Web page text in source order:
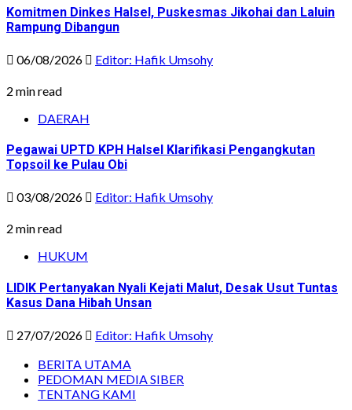
Komitmen Dinkes Halsel, Puskesmas Jikohai dan Laluin
Rampung Dibangun
06/08/2026 Editor: Hafik Umsohy
2 min read
DAERAH
Pegawai UPTD KPH Halsel Klarifikasi Pengangkutan
Topsoil ke Pulau Obi
03/08/2026 Editor: Hafik Umsohy
2 min read
HUKUM
LIDIK Pertanyakan Nyali Kejati Malut, Desak Usut Tuntas
Kasus Dana Hibah Unsan
27/07/2026
Editor: Hafik Umsohy
BERITA UTAMA
PEDOMAN MEDIA SIBER
TENTANG KAMI